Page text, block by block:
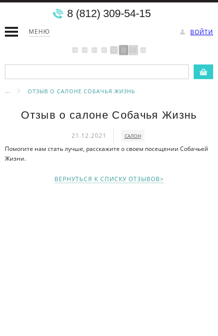
МЕНЮ ВОЙТИ
8 (812) 309-54-15
... ОТЗЫВ О САЛОНЕ СОБАЧЬЯ ЖИЗНЬ
Отзыв о салоне Собачья Жизнь
21.12.2021 САЛОН
Помогите нам стать лучше, расскажите о своем посещении Собачьей
Жизни.
ВЕРНУТЬСЯ К СПИСКУ ОТЗЫВОВ